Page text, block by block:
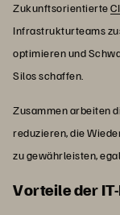
Zukunftsorientierte
Infrastrukturteams
optimieren und
Silos schaffen.
Zusammen arbeiten
reduzieren, die
zu gewährleisten,
Vorteile der